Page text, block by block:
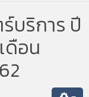
บริการ ปี
ดือน